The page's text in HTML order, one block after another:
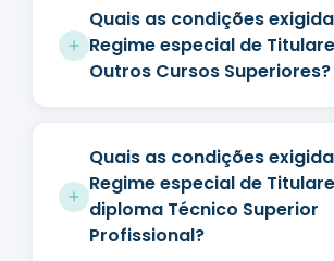
Quais as condições
Regime especial de
Outros Cursos Superiores?
Quais as condições
Regime especial de
diploma Técnico Superior
Profissional?